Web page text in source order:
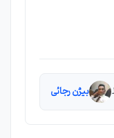
بیژن رجائی